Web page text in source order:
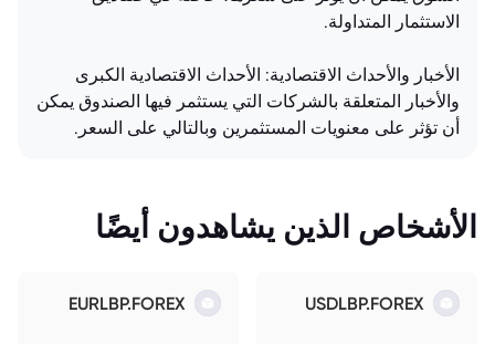
الاستثمار المتداولة.
الأخبار والأحداث الاقتصادية: الأحداث الاقتصادية الكبرى
والأخبار المتعلقة بالشركات التي يستثمر فيها الصندوق يمكن
أن تؤثر على معنويات المستثمرين وبالتالي على السعر.
الأشخاص الذين يشاهدون أيضًا
USDLBP.FOREX
EURLBP.FOREX